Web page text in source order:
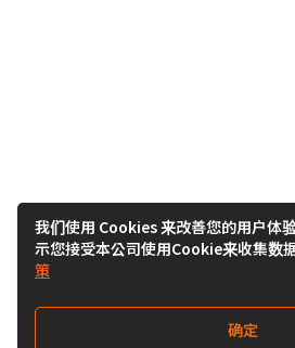
我们使用 Cookies 来改善您的用户体
示您接受本公司使用Cookie来收集数
策
确定